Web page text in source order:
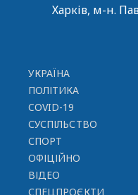
Харків, м-н.
УКРАЇНА
ПОЛІТИКА
COVID-19
СУСПІЛЬСТВО
СПОРТ
ОФІЦІЙНО
ВІДЕО
СПЕЦПРОЄКТИ